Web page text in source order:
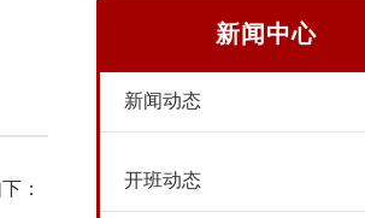
：
新闻中心
新闻动态
开班动态